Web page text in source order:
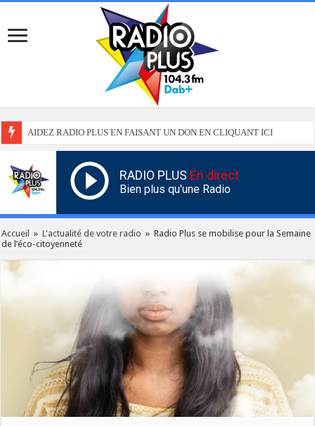
AIDEZ RADIO PLUS EN FAISANT UN DON EN CLIQUANT ICI
RADIO PLUS En direct
Bien plus qu'une Radio
Accueil » L'actualité de votre radio » Radio Plus se mobilise pour la Semaine
de l’éco-citoyenneté